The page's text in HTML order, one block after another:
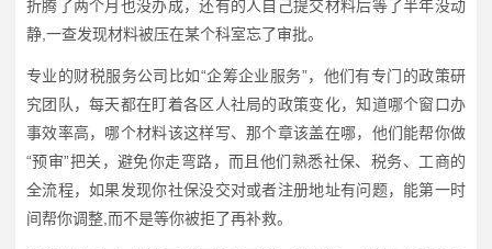
折腾了两个月也没办成，还有的人自己提交材料后等了半年没动
静,一查发现材料被压在某个科室忘了审批。
专业的财税服务公司比如“企筹企业服务”，他们有专门的政策研
究团队，每天都在盯着各区人社局的政策变化，知道哪个窗口办
事效率高，哪个材料该这样写、那个章该盖在哪，他们能帮你做
“预审”把关，避免你走弯路，而且他们熟悉社保、税务、工商的
全流程，如果发现你社保没交对或者注册地址有问题，能第一时
间帮你调整,而不是等你被拒了再补救。